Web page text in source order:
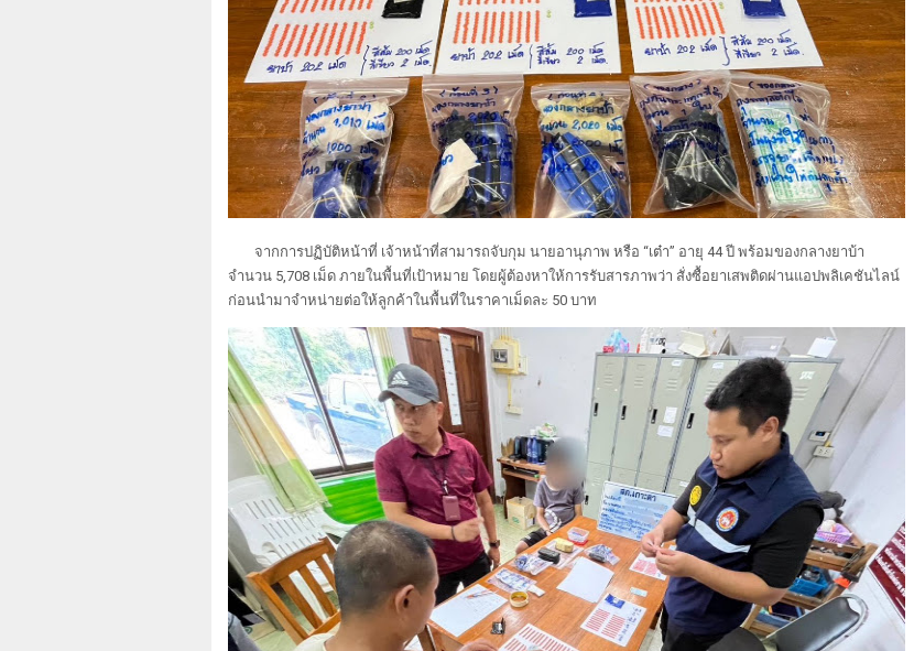
จากการปฏิบัติหน้าที่ เจ้าหน้าที่สามารถจับกุม นายอานุภาพ หรือ “เต๋า” อายุ 44 ปี พร้อมของกลางยาบ้า
จำนวน 5,708 เม็ด ภายในพื้นที่เป้าหมาย โดยผู้ต้องหาให้การรับสารภาพว่า สั่งซื้อยาเสพติดผ่านแอปพลิเคชันไลน์
ก่อนนำมาจำหน่ายต่อให้ลูกค้าในพื้นที่ในราคาเม็ดละ 50 บาท